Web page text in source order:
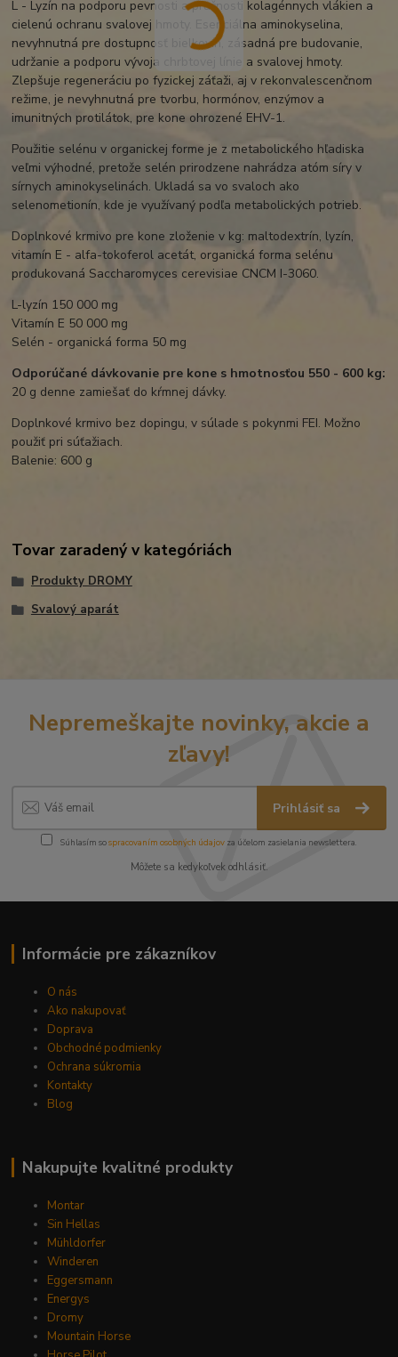
L - Lyzín na podporu pevnosti a pružnosti kolagénnych vlákien a
cielenú ochranu svalovej hmoty. Esenciálna aminokyselina,
nevyhnutná pre dostupnosť bielkovín, zásadná pre budovanie,
udržanie a podporu vývoja chrbtovej línie a svalovej hmoty.
Zlepšuje regeneráciu po fyzickej záťaži, aj v rekonvalescenčnom
režime, je nevyhnutná pre tvorbu, hormónov, enzýmov a
imunitných protilátok, pre kone ohrozené EHV-1.
Použitie selénu v organickej forme je z metabolického hľadiska
veľmi výhodné, pretože selén prirodzene nahrádza atóm síry v
sírnych aminokyselinách. Ukladá sa vo svaloch ako
selenometionín, kde je využívaný podľa metabolických potrieb.
Doplnkové krmivo pre kone zloženie v kg: maltodextrín, lyzín,
vitamín E - alfa-tokoferol acetát, organická forma selénu
produkovaná Saccharomyces cerevisiae CNCM I-3060.
L-lyzín 150 000 mg
Vitamín E 50 000 mg
Selén - organická forma 50 mg
Odporúčané dávkovanie pre kone s hmotnosťou 550 - 600 kg:
20 g denne zamiešať do kŕmnej dávky.
Doplnkové krmivo bez dopingu, v súlade s pokynmi FEI. Možno
použiť pri súťažiach.
Balenie: 600 g
Tovar zaradený v kategóriách
Produkty DROMY
Svalový aparát
Nepremeškajte novinky, akcie a
zľavy!
Prihlásiť sa
Súhlasím sospracovaním osobných údajov za účelom zasielania newslettera.
Môžete sa kedykoľvek odhlásiť.
Informácie pre zákazníkov
O nás
Ako nakupovať
Doprava
Obchodné podmienky
Ochrana súkromia
Kontakty
Blog
Nakupujte kvalitné produkty
Montar
Sin Hellas
Mühldorfer
Winderen
Eggersmann
Energys
Dromy
Mountain Horse